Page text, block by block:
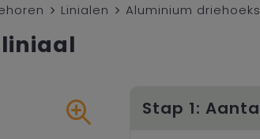
Linialen Aluminium
Stap 1: